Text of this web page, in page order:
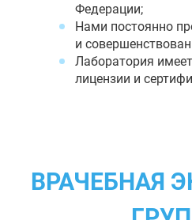
Федерации;
Нами постоянно
и
Лаборатория
лицензии и
ВРАЧЕБНАЯ